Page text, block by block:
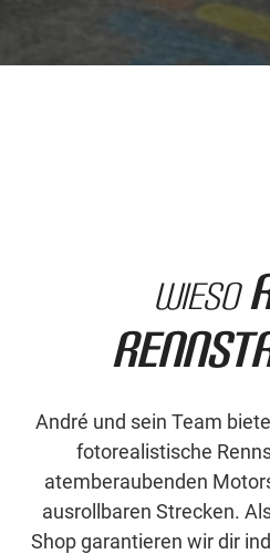
Wieso
André und sein Team
fotorealistische
atemberaubenden
ausrollbaren Strecken.
Shop garantieren wir dir